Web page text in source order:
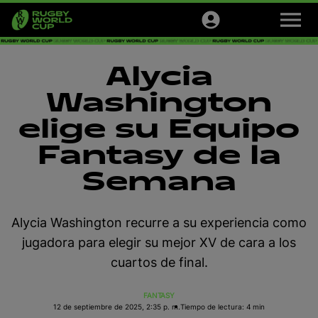
M
n
Tickets
Official Store
Newsletter
Alycia
Washington
elige su Equipo
Fantasy de la
Semana
Alycia Washington recurre a su experiencia como
jugadora para elegir su mejor XV de cara a los
cuartos de final.
FANTASY
12 de septiembre de 2025, 2:35 p. m. Tiempo de lectura: 4 min